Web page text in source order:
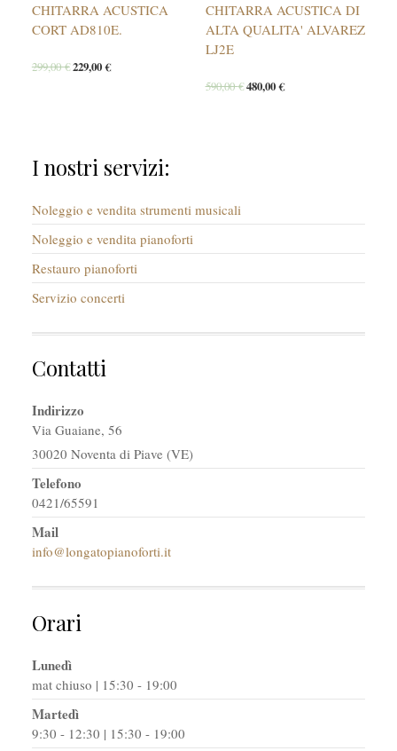
CHITARRA ACUSTICA
CORT AD810E.
299,00€229,00€
CHITARRA ACUSTICA DI
ALTA QUALITA' ALVAREZ
LJ2E
590,00€480,00€
I nostri servizi:
Noleggio e vendita strumenti musicali
Noleggio e vendita pianoforti
Restauro pianoforti
Servizio concerti
Contatti
Indirizzo
Via Guaiane, 56
30020 Noventa di Piave (VE)
Telefono
0421/65591
Mail
info@longatopianoforti.it
Orari
Lunedì
mat chiuso | 15:30 - 19:00
Martedì
9:30 - 12:30 | 15:30 - 19:00